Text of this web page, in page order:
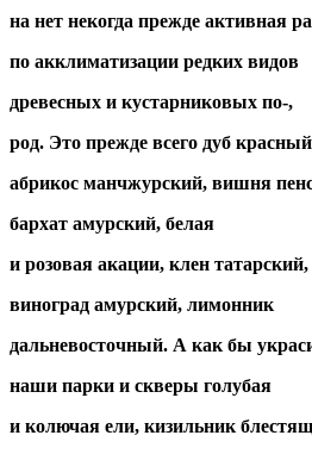
на нет некогда прежде активная
по акклиматизации редких видов
древесных и кустарниковых по-,
род. Это прежде всего дуб
абрикос манчжурский, вишня
бархат амурский, белая
и розовая акации, клен татарский,
виноград амурский, лимонник
дальневосточный. А как бы
наши парки и скверы голубая
и колючая ели, кизильник